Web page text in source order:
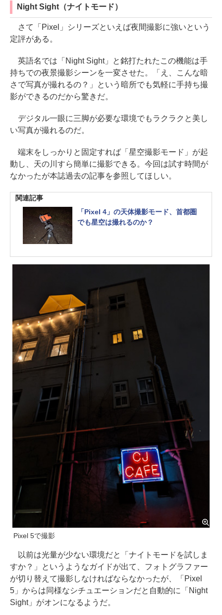
Night Sight（ナイトモード）
さて「Pixel」シリーズといえば夜間撮影に強いという
定評がある。
英語名では「Night Sight」と銘打たれたこの機能は手
持ちでの夜景撮影シーンを一変させた。「え、こんな暗
さで写真が撮れるの？」という暗所でも気軽に手持ち撮
影ができるのだから驚きだ。
デジタル一眼に三脚が必要な環境でもラクラクと美し
い写真が撮れるのだ。
端末をしっかりと固定すれば「星空撮影モード」が起
動し、天の川すら簡単に撮影できる。今回は試す時間が
なかったが本誌過去の記事を参照してほしい。
関連記事
「Pixel 4」の天体撮影モード、首都圏
でも星空は撮れるのか？
Pixel 5で撮影
以前は光量が少ない環境だと「ナイトモードを試しま
すか？」というようなガイドが出て、フォトグラファー
が切り替えて撮影しなければならなかったが、「Pixel
5」からは同様なシチュエーションだと自動的に「Night
Sight」がオンになるようだ。